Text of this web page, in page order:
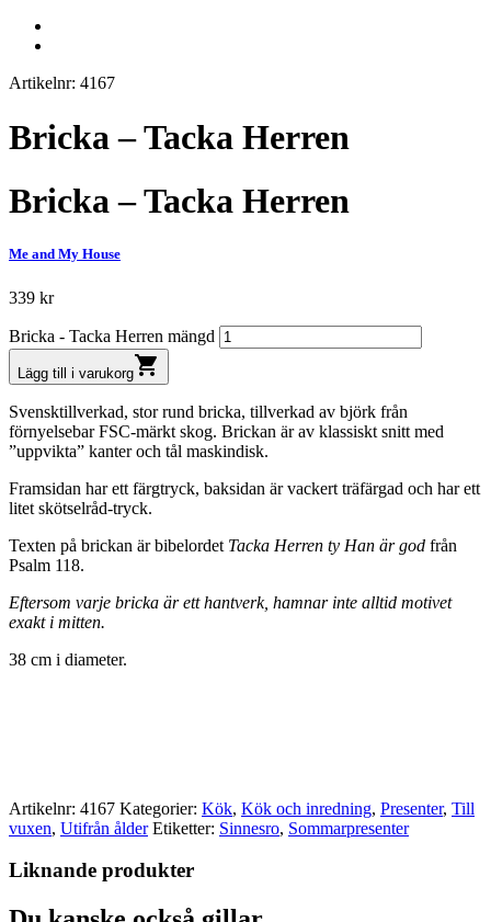
Artikelnr: 4167
Bricka – Tacka Herren
Bricka – Tacka Herren
Me and My House
339 kr
Bricka - Tacka Herren mängd
Lägg till i varukorgshopping_cart
Svensktillverkad, stor rund bricka, tillverkad av björk från
förnyelsebar FSC-märkt skog. Brickan är av klassiskt snitt med
”uppvikta” kanter och tål maskindisk.
Framsidan har ett färgtryck, baksidan är vackert träfärgad och har ett
litet skötselråd-tryck.
Texten på brickan är bibelordet Tacka Herren ty Han är god från
Psalm 118.
Eftersom varje bricka är ett hantverk, hamnar inte alltid motivet
exakt i mitten.
38 cm i diameter.
Artikelnr: 4167 Kategorier: Kök, Kök och inredning, Presenter, Till
vuxen, Utifrån ålder Etiketter: Sinnesro, Sommarpresenter
Liknande produkter